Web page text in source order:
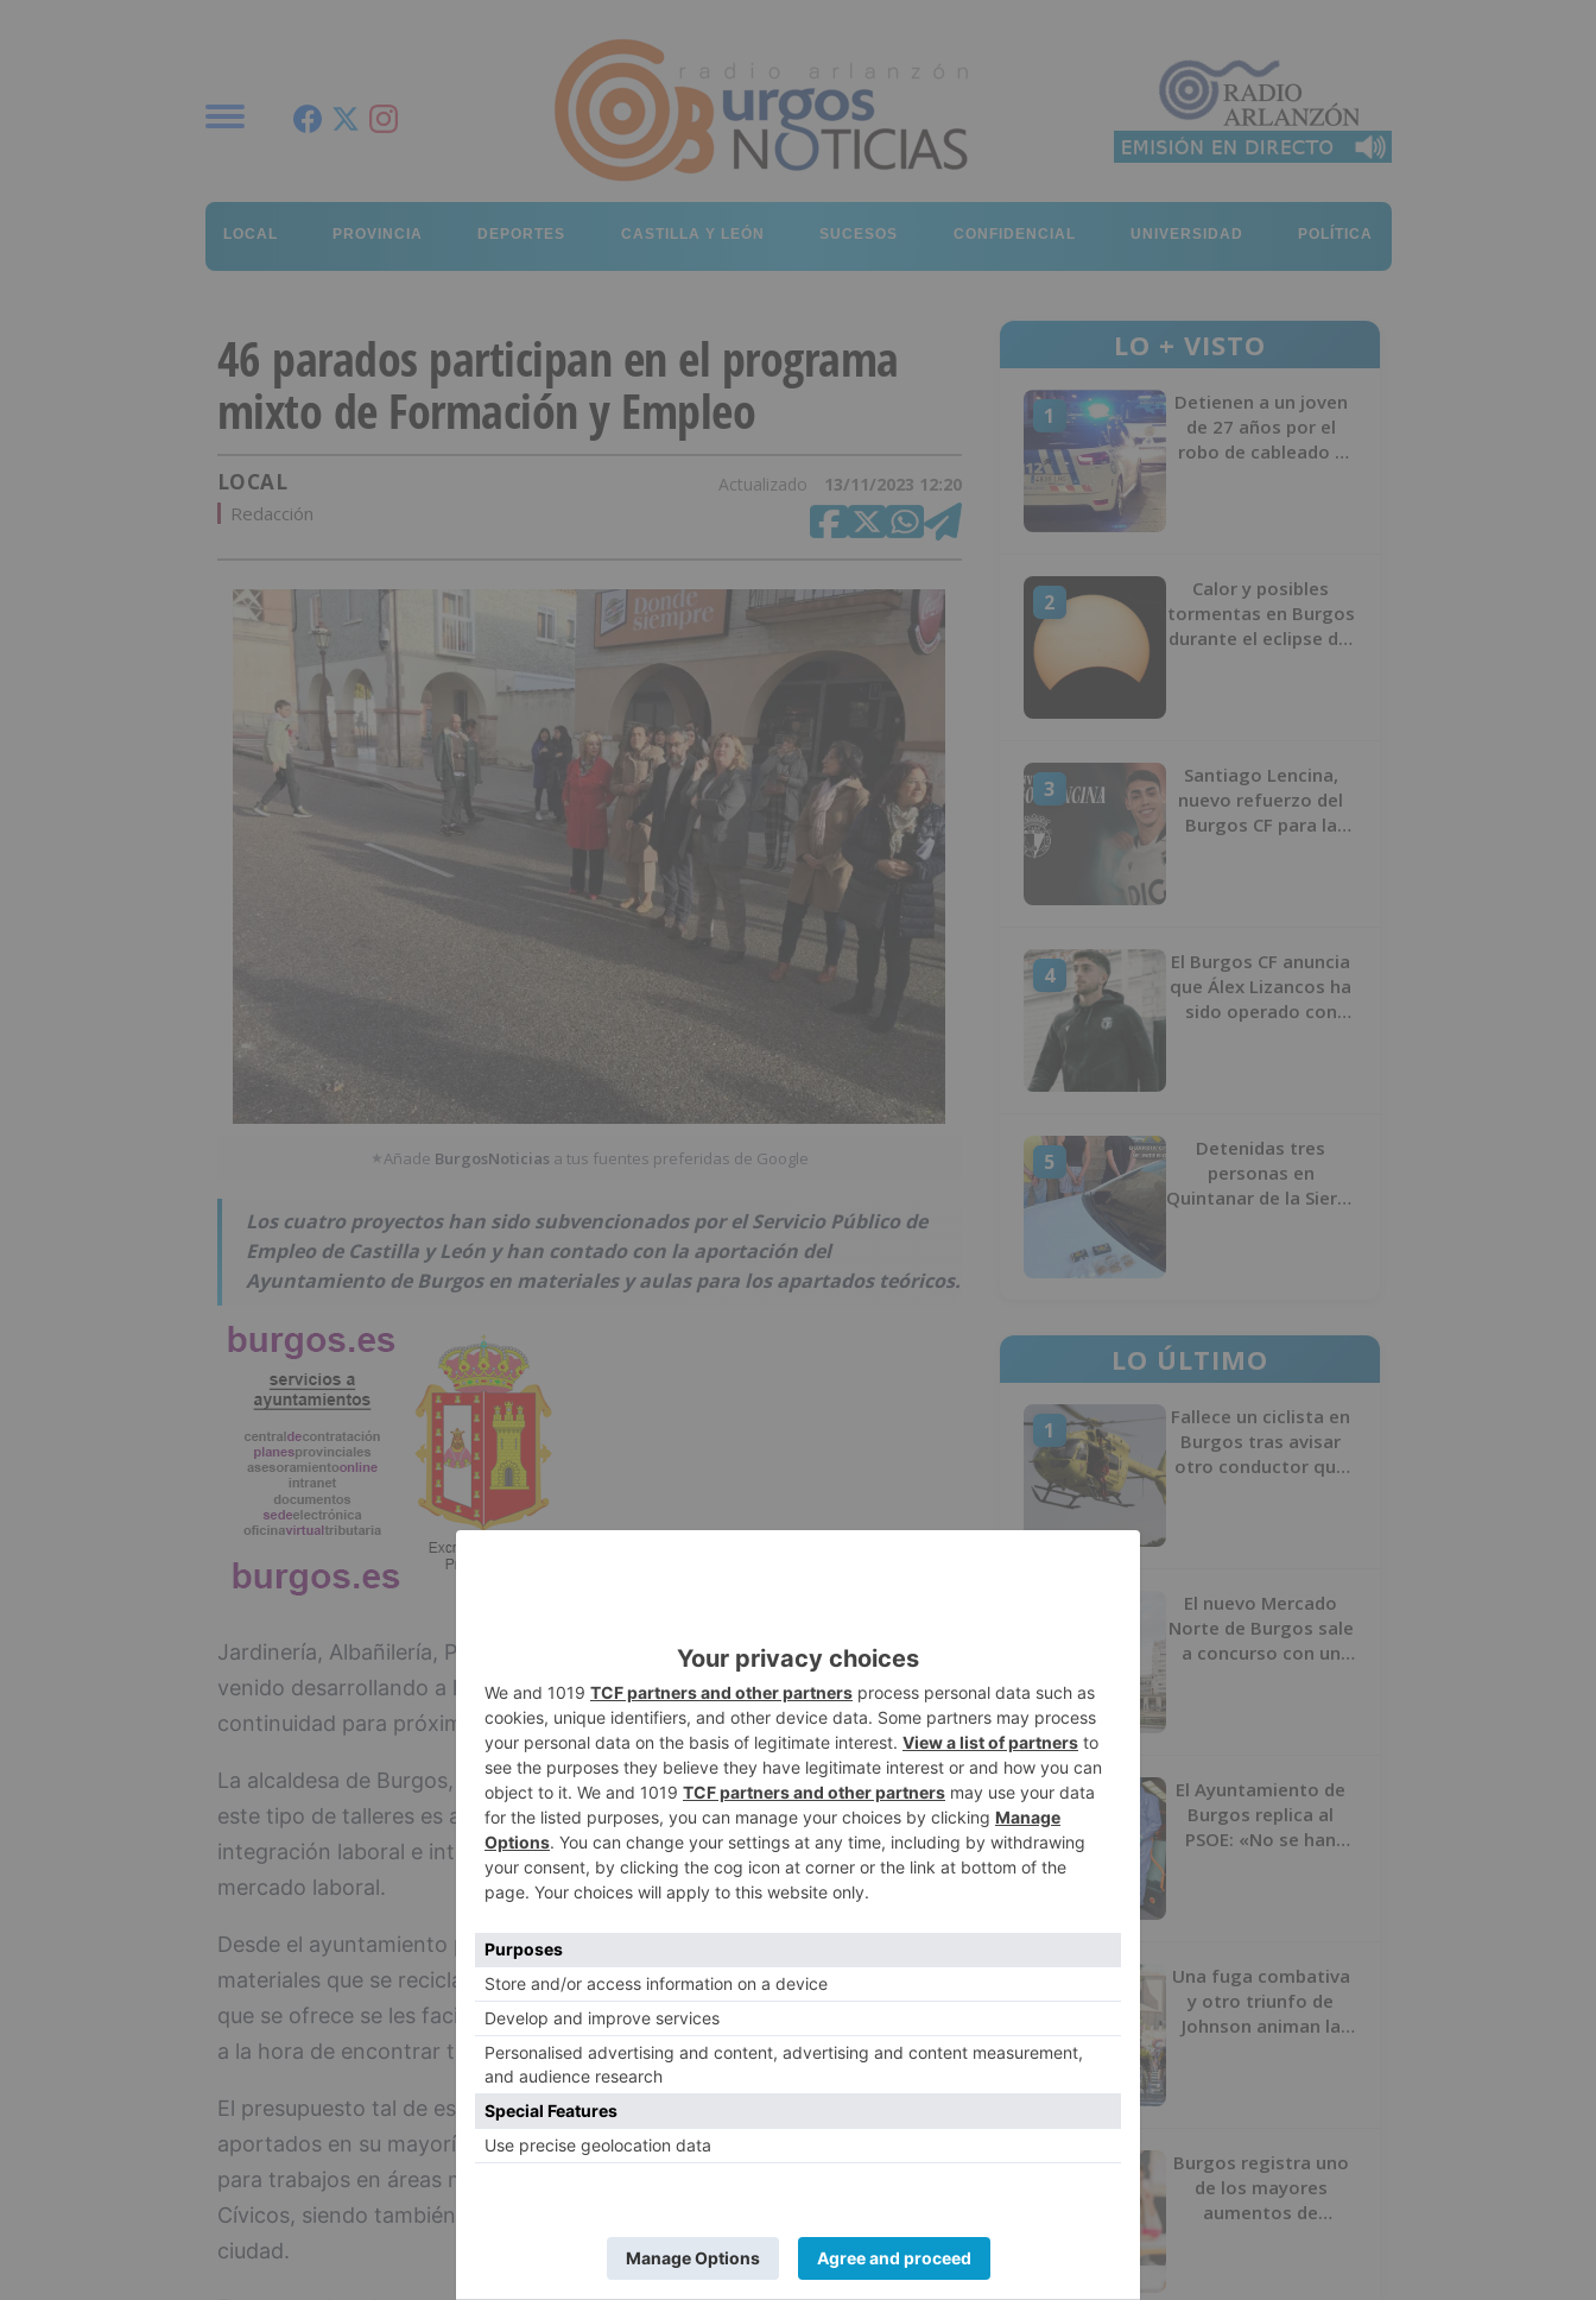
LOCAL PROVINCIA DEPORTES CASTILLA Y LEÓN SUCESOS CONFIDENCIAL UNIVERSIDAD POLÍTICA
46 parados participan en el programa
mixto de Formación y Empleo
LOCAL Actualizado 13/11/2023 12:20
Redacción
★Añade BurgosNoticias a tus fuentes preferidas de Google
Los cuatro proyectos han sido subvencionados por el Servicio Público de
Empleo de Castilla y León y han contado con la aportación del
Ayuntamiento de Burgos en materiales y aulas para los apartados teóricos.
Jardinería, Albañilería, Pintura y Textil han sido los talleres que se han
venido desarrollando a lo largo del presente año, esperando que tengan
continuidad para próximas ediciones.
La alcaldesa de Burgos, Cristina Ayala señala que lo que se pretende con
este tipo de talleres es ayudar a personas con más dificultades para su
integración laboral e intentar que cuando terminen puedan pasar al
mercado laboral.
Desde el ayuntamiento para algunos trabajos se han aprovechado
materiales que se reciclan de otras obras municipales. Tras la formación
que se ofrece se les facilita un certificado profesional que siempre ayuda
a la hora de encontrar trabajo.
El presupuesto tal de estos cuatro cursos ha superado los 770.000 euros,
aportados en su mayoría por la administración autonómica y han servido
para trabajos en áreas municipales, principalmente en los Centros
Cívicos, siendo también los autores de diferentes murales que hay por la
ciudad.
LO + VISTO
1
Detienen a un joven
de 27 años por el
robo de cableado y
2
Calor y posibles
tormentas en Burgos
durante el eclipse del
3
Santiago Lencina,
nuevo refuerzo del
Burgos CF para la
4
El Burgos CF anuncia
que Álex Lizancos ha
sido operado con
5
Detenidas tres
personas en
Quintanar de la Sierra
LO ÚLTIMO
1
Fallece un ciclista en
Burgos tras avisar
otro conductor que
El nuevo Mercado
Norte de Burgos sale
a concurso con un
3
El Ayuntamiento de
Burgos replica al
PSOE: «No se han
Una fuga combativa
y otro triunfo de
Johnson animan la
Burgos registra uno
de los mayores
aumentos de